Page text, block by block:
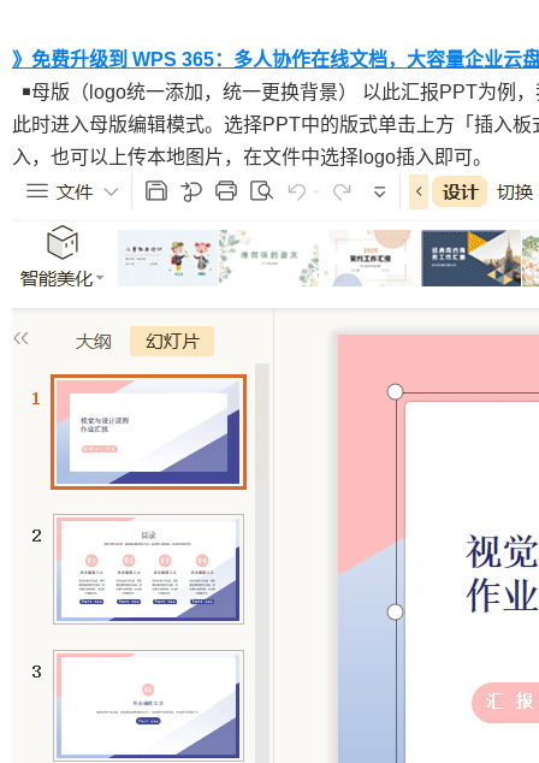
》免费升级到 WPS 365：多人协作在线文档，大容量企业云
￭母版（logo统一添加，统一更换背景） 以此汇报PPT为例
此时进入母版编辑模式。选择PPT中的版式单击上方「插入
入，也可以上传本地图片，在文件中选择logo插入即可。